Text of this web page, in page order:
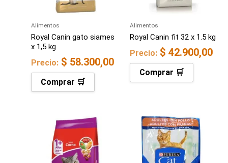
Alimentos
Royal Canin gato siames
x 1,5 kg
Precio: $ 58.300,00
Comprar 🛒
Alimentos
Royal Canin fit 32 x 1.5 kg
Precio: $ 42.900,00
Comprar 🛒